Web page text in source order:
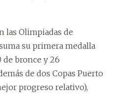
las Olimpiadas de
su primera medalla
de bronce y 26
de dos Copas Puerto
progreso relativo),